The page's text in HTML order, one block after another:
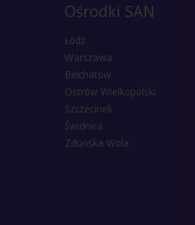
Ośrodki SAN
Łódź
Warszawa
Bełchatów
Ostrów Wielkopolski
Szczecinek
Świdnica
Zduńska Wola